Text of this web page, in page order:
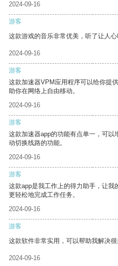
2024-09-16
游客
这款游戏的音乐非常优美，听了让人心
2024-09-16
游客
这款加速器VPM应用程序可以给你提
助你在网络上自由移动。
2024-09-16
游客
这款加速器app的功能有点单一，可以
动切换线路的功能。
2024-09-16
游客
这款app是我工作上的得力助手，让我
更轻松地完成工作任务。
2024-09-16
游客
这款软件非常实用，可以帮助我解决很
2024-09-16